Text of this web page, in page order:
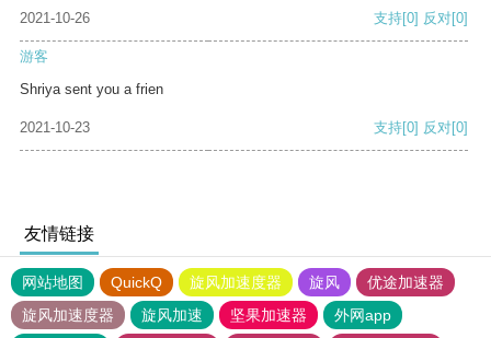
2021-10-26 支持[0] 反对[0]
游客
Shriya sent you a frien
2021-10-23 支持[0] 反对[0]
友情链接
网站地图 QuickQ 旋风加速度器 旋风
优途加速器
旋风加速度器
旋风加速 坚果加速器
外网app